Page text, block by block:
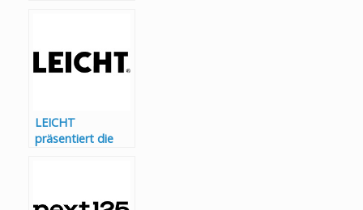
Expertenjury
LEICHT
präsentiert die